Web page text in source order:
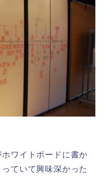
ワイトボードに書か
ていて興味深かった